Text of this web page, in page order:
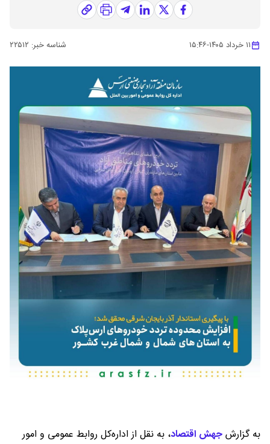
۱۱ خرداد ۱۴۰۵ -۱۵:۴۶ شناسه خبر: ۲۲۵۱۲
به گزارشجهش اقتصاد، به نقل از اداره‌کل روابط عمومی و امور